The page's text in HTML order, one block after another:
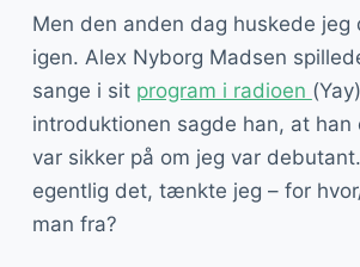
Men den anden dag huskede jeg
igen. Alex Nyborg Madsen
sange i sit program i radioen
introduktionen sagde han, at han
var sikker på om jeg var
egentlig det, tænkte jeg – for
man fra?